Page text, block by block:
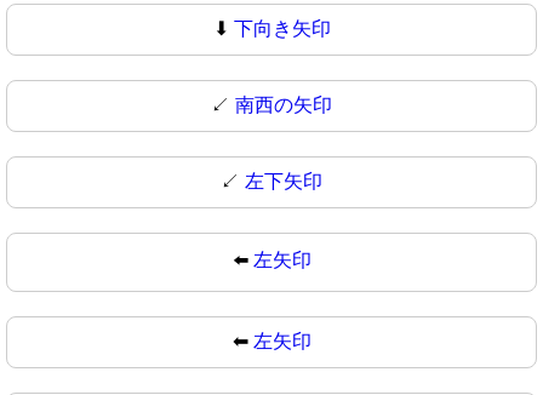
⬇ 下向き矢印
↙️ 南西の矢印
↙ 左下矢印
⬅️ 左矢印
⬅ 左矢印